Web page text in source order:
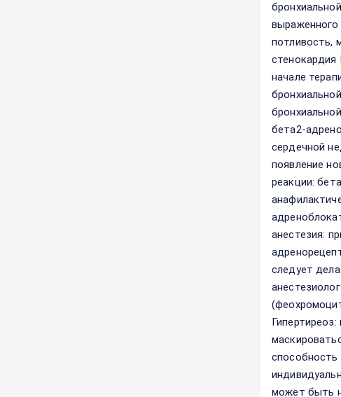
выраженного
потливость,
стенокардия
начале
бета2-
сердечной
появление
реакции:
анестезия:
следует
способность
может быть